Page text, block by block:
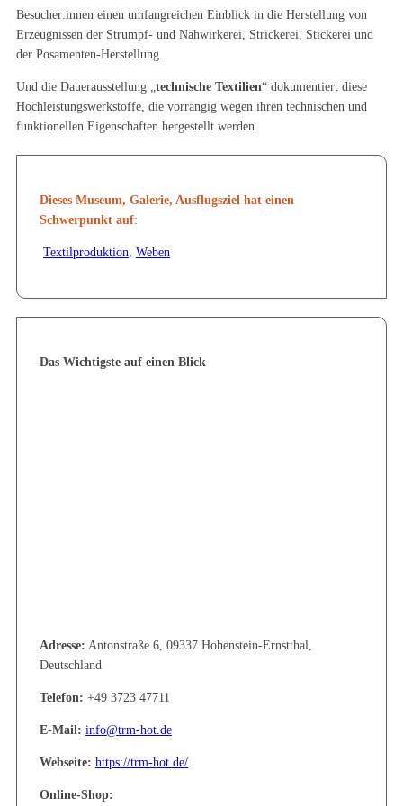
Besucher:innen einen umfangreichen Einblick in die Herstellung von
Erzeugnissen der Strumpf- und Nähwirkerei, Strickerei, Stickerei und
der Posamenten-Herstellung.
Und die Dauerausstellung „technische Textilien“ dokumentiert diese
Hochleistungswerkstoffe, die vorrangig wegen ihren technischen und
funktionellen Eigenschaften hergestellt werden.
Dieses Museum, Galerie, Ausflugsziel hat einen
Schwerpunkt auf:
Textilproduktion, Weben
Das Wichtigste auf einen Blick
Adresse: Antonstraße 6, 09337 Hohenstein-Ernstthal,
Deutschland
Telefon: +49 3723 47711
E-Mail: info@trm-hot.de
Webseite: https://trm-hot.de/
Online-Shop: